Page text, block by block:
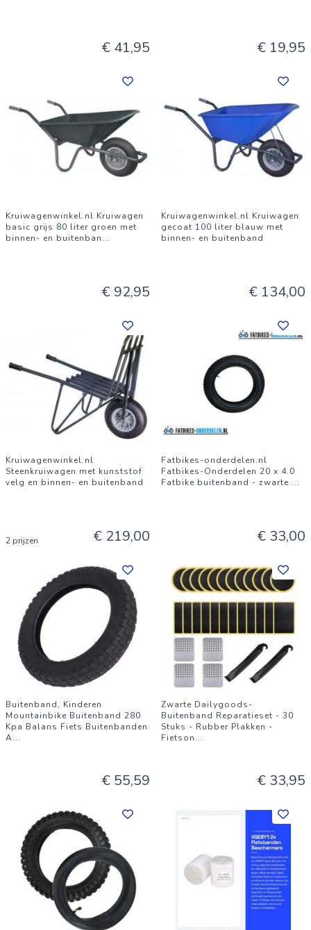
€ 41,95 € 19,95
Kruiwagenwinkel.nl Kruiwagen
basic grijs 80 liter groen met
binnen- en buitenban...
€ 92,95
Kruiwagenwinkel.nl Kruiwagen
gecoat 100 liter blauw met
binnen- en buitenband
€ 134,00
Kruiwagenwinkel.nl
Steenkruiwagen met kunststof
velg en binnen- en buitenband
2 prijzen € 219,00
Fatbikes-onderdelen.nl
Fatbikes-Onderdelen 20 x 4.0
Fatbike buitenband - zwarte ...
€ 33,00
Buitenband, Kinderen
Mountainbike Buitenband 280
Kpa Balans Fiets Buitenbanden
A...
€ 55,59
Zwarte Dailygoods-
Buitenband Reparatieset - 30
Stuks - Rubber Plakken -
Fietson...
€ 33,95